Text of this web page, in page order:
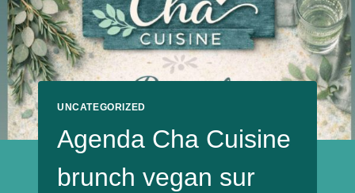
UNCATEGORIZED
Agenda Cha Cuisine
brunch vegan sur